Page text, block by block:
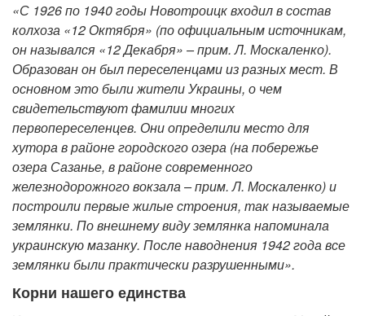
«С 1926 по 1940 годы Новотроицк входил в состав
колхоза «12 Октября» (по официальным источникам,
он назывался «12 Декабря» – прим. Л. Москаленко).
Образован он был переселенцами из разных мест. В
основном это были жители Украины, о чем
свидетельствуют фамилии многих
первопереселенцев. Они определили место для
хутора в районе городского озера (на побережье
озера Сазанье, в районе современного
железнодорожного вокзала – прим. Л. Москаленко) и
построили первые жилые строения, так называемые
землянки. По внешнему виду землянка напоминала
украинскую мазанку. После наводнения 1942 года все
землянки были практически разрушенными».
Корни нашего единства